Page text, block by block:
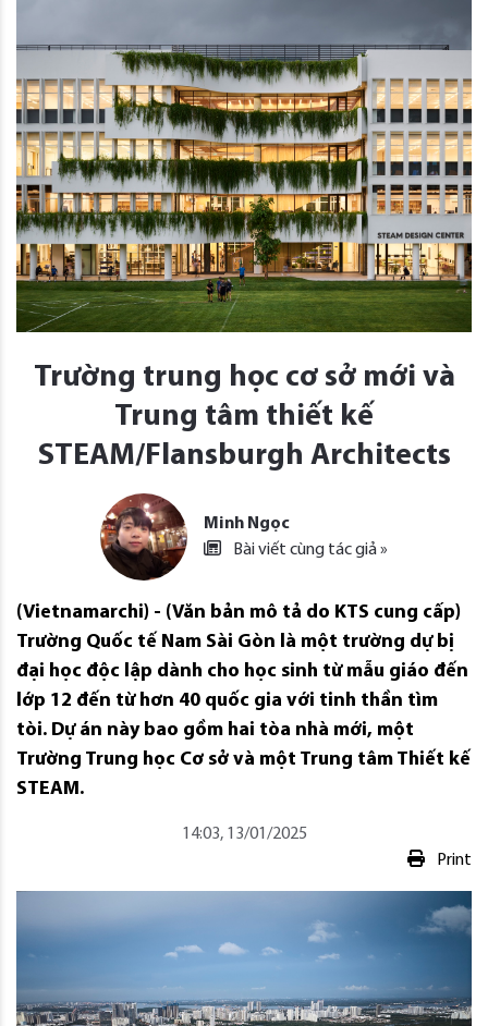
Trường trung học cơ sở mới và
Trung tâm thiết kế
STEAM/Flansburgh Architects
Minh Ngọc
Bài viết cùng tác giả »
(Vietnamarchi) - (Văn bản mô tả do KTS cung cấp)
Trường Quốc tế Nam Sài Gòn là một trường dự bị
đại học độc lập dành cho học sinh từ mẫu giáo đến
lớp 12 đến từ hơn 40 quốc gia với tinh thần tìm
tòi. Dự án này bao gồm hai tòa nhà mới, một
Trường Trung học Cơ sở và một Trung tâm Thiết kế
STEAM.
14:03, 13/01/2025
Print